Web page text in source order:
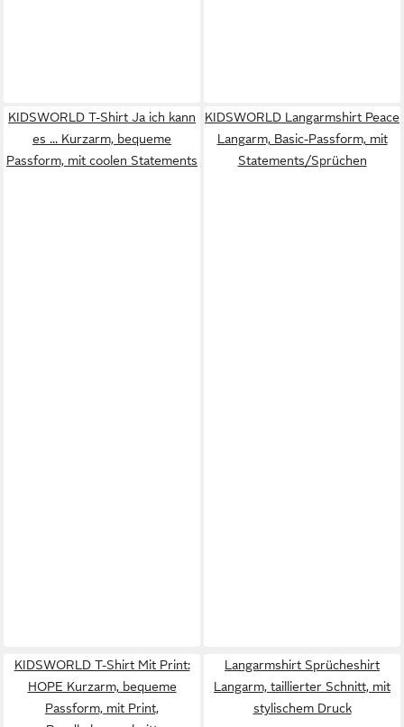
KIDSWORLD T-Shirt Ja ich kann
es ... Kurzarm, bequeme
Passform, mit coolen Statements
KIDSWORLD Langarmshirt Peace
Langarm, Basic-Passform, mit
Statements/Sprüchen
KIDSWORLD T-Shirt Mit Print:
HOPE Kurzarm, bequeme
Passform, mit Print,
Langarmshirt Sprücheshirt
Langarm, taillierter Schnitt, mit
stylischem Druck